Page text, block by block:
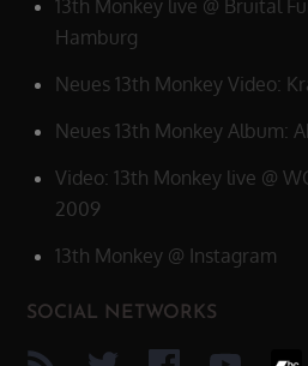
13th Monkey live @ Bruital
Hamburg
Neues 13th Monkey Video:
Neues 13th Monkey Album:
Video: 13th Monkey live @
2009
13th Monkey @ Instagram
SOCIAL NETWORKS